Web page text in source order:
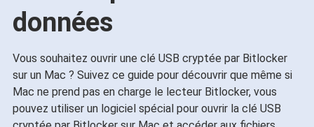
données
Vous souhaitez ouvrir une clé USB cryptée par Bitlocker
sur un Mac ? Suivez ce guide pour découvrir que même si
Mac ne prend pas en charge le lecteur Bitlocker, vous
pouvez utiliser un logiciel spécial pour ouvrir la clé USB